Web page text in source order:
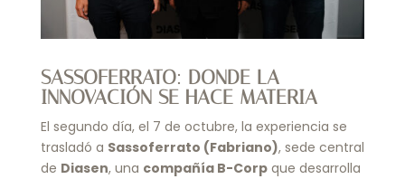
SASSOFERRATO: DONDE LA
INNOVACIÓN SE HACE MATERIA
El segundo día, el 7 de octubre, la experiencia se
trasladó a Sassoferrato (Fabriano), sede central
de Diasen, una compañía B-Corpque desarrolla